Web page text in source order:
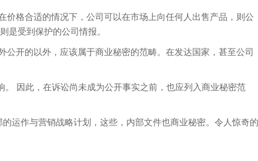
格合适的情况下，公司可以在市场上向任何人出售产品，则公
是受到保护的公司情报。
开的以外，应该属于商业秘密的范畴。在发达国家，甚至公司
因此，在诉讼尚未成为公开事实之前，也应列入商业秘密范
作与营销战略计划，这些，内部文件也商业秘密。令人惊奇的